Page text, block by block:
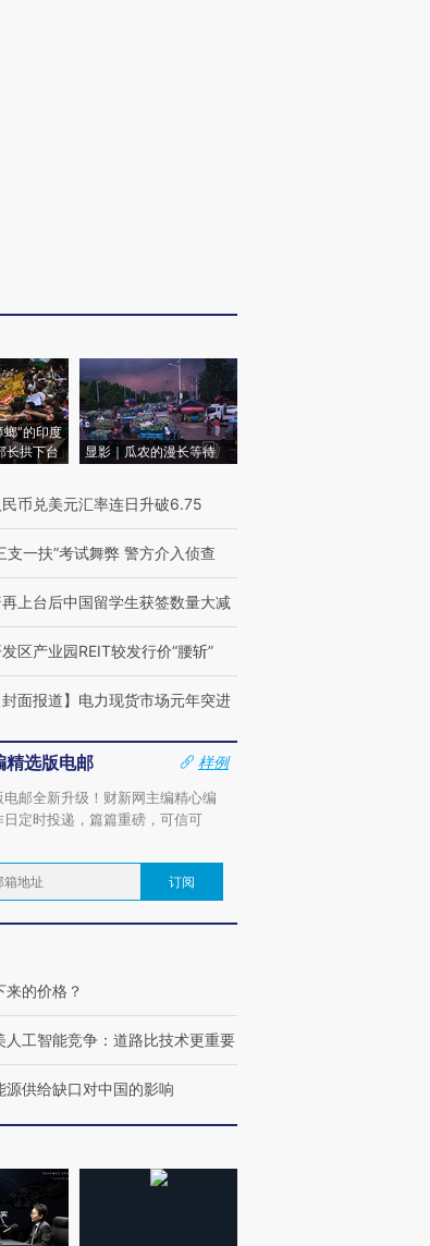
”的印度
长拱下台
显影｜瓜农的漫长等待
币兑美元汇率连日升破6.75
支一扶”考试舞弊 警方介入侦查
上台后中国留学生获签数量大减
区产业园REIT较发行价“腰斩”
封面报道】电力现货市场元年突进
精选版电邮
样例
电邮全新升级！财新网主编精心编
定时投递，篇篇重磅，可信可
订阅
来的价格？
人工智能竞争：道路比技术更重要
源供给缺口对中国的影响